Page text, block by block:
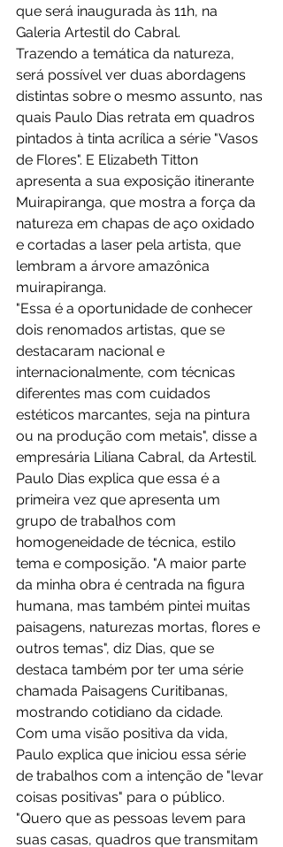
que será inaugurada às 11h, na
Galeria Artestil do Cabral.
Trazendo a temática da natureza,
será possível ver duas abordagens
distintas sobre o mesmo assunto, nas
quais Paulo Dias retrata em quadros
pintados à tinta acrílica a série "Vasos
de Flores". E Elizabeth Titton
apresenta a sua exposição itinerante
Muirapiranga, que mostra a força da
natureza em chapas de aço oxidado
e cortadas a laser pela artista, que
lembram a árvore amazônica
muirapiranga.
"Essa é a oportunidade de conhecer
dois renomados artistas, que se
destacaram nacional e
internacionalmente, com técnicas
diferentes mas com cuidados
estéticos marcantes, seja na pintura
ou na produção com metais", disse a
empresária Liliana Cabral, da Artestil.
Paulo Dias explica que essa é a
primeira vez que apresenta um
grupo de trabalhos com
homogeneidade de técnica, estilo
tema e composição. "A maior parte
da minha obra é centrada na figura
humana, mas também pintei muitas
paisagens, naturezas mortas, flores e
outros temas", diz Dias, que se
destaca também por ter uma série
chamada Paisagens Curitibanas,
mostrando cotidiano da cidade.
Com uma visão positiva da vida,
Paulo explica que iniciou essa série
de trabalhos com a intenção de "levar
coisas positivas" para o público.
"Quero que as pessoas levem para
suas casas, quadros que transmitam